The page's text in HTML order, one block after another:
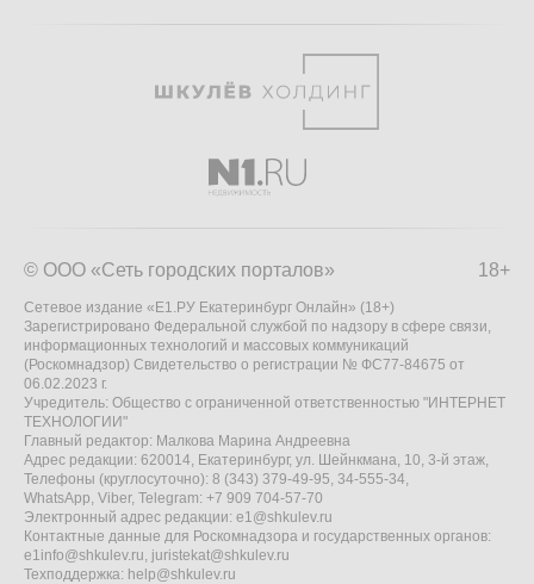
18+
© ООО «Сеть городских порталов»
Сетевое издание «Е1.РУ Екатеринбург Онлайн» (18+)
Зарегистрировано Федеральной службой по надзору в сфере связи,
информационных технологий и массовых коммуникаций
(Роскомнадзор) Свидетельство о регистрации № ФС77-84675 от
06.02.2023 г.
Учредитель: Общество с ограниченной ответственностью "ИНТЕРНЕТ
ТЕХНОЛОГИИ"
Главный редактор: Малкова Марина Андреевна
Адрес редакции: 620014, Екатеринбург, ул. Шейнкмана, 10, 3-й этаж,
Телефоны (круглосуточно): 8 (343) 379-49-95, 34-555-34,
WhatsApp, Viber, Telegram: +7 909 704-57-70
Электронный адрес редакции: e1@shkulev.ru
Контактные данные для Роскомнадзора и государственных органов:
e1info@shkulev.ru, juristekat@shkulev.ru
Техподдержка: help@shkulev.ru